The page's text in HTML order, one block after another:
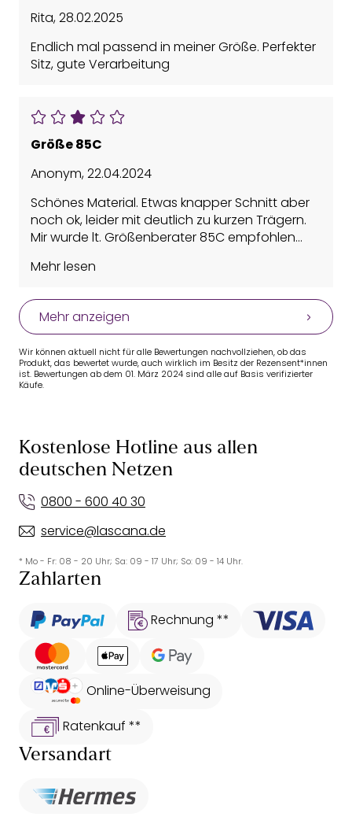
Rita,28.02.2025
Endlich mal passend in meiner Größe. Perfekter
Sitz, gute Verarbeitung
Größe 85C
Anonym,22.04.2024
Schönes Material. Etwas knapper Schnitt aber
noch ok, leider mit deutlich zu kurzen Trägern.
Mir wurde lt. Größenberater 85C empfohlen
war, hier aber passte. Nicht mal für mittlere
Mehr lesen
Mehr anzeigen
Wir können aktuell nicht für alle Bewertungen nachvollziehen, ob das
Produkt, das bewertet wurde, auch wirklich im Besitz der Rezensent*innen
ist. Bewertungen ab dem 01. März 2024 sind alle auf Basis verifizierter
Käufe.
Kostenlose Hotline aus allen
deutschen Netzen
0800 - 600 40 30
service@lascana.de
* Mo - Fr: 08 - 20 Uhr; Sa: 09 - 17 Uhr; So: 09 - 14 Uhr.
Zahlarten
Rechnung **
Online-Überweisung
Ratenkauf **
Versandart